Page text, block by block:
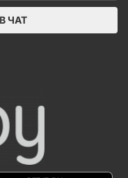
у застосунку є
учасників), однак
вашого таємного
плиток
торговців.
необхідно
й накрити
виконання дії
ЧАТ